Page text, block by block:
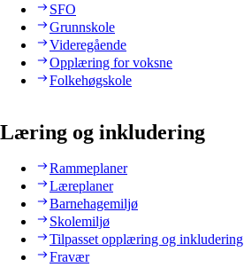
SFO
Grunnskole
Videregående
Opplæring for voksne
Folkehøgskole
Læring og inkludering
Rammeplaner
Læreplaner
Barnehagemiljø
Skolemiljø
Tilpasset opplæring og inkludering
Fravær